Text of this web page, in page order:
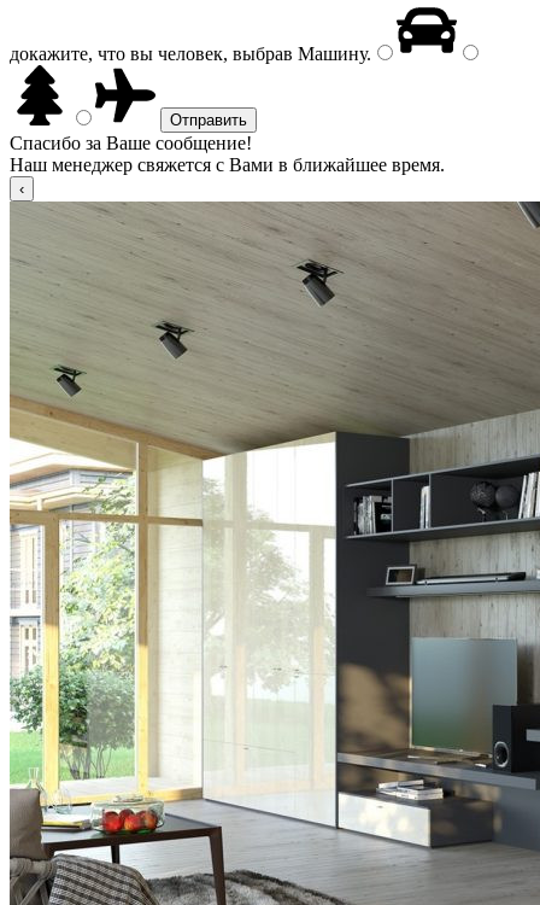
докажите, что вы человек, выбрав Машину.
Спасибо за Ваше сообщение!
Наш менеджер свяжется с Вами в ближайшее время.